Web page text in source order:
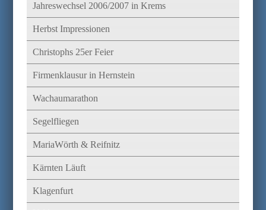
Jahreswechsel 2006/2007 in Krems
Herbst Impressionen
Christophs 25er Feier
Firmenklausur in Hernstein
Wachaumarathon
Segelfliegen
MariaWörth & Reifnitz
Kärnten Läuft
Klagenfurt